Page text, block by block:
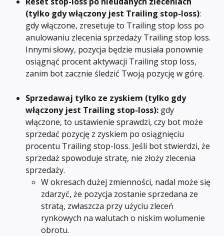
(tylko gdy włączony jest Trailing stop-loss):
gdy włączone, zresetuje to Trailing stop loss po
anulowaniu zlecenia sprzedaży Trailing stop loss.
Innymi słowy, pozycja będzie musiała ponownie
osiągnąć procent aktywacji Trailing stop loss,
zanim bot zacznie śledzić Twoją pozycję w górę.
Sprzedawaj tylko ze zyskiem (tylko gdy
włączony jest Trailing stop-loss): gdy
włączone, to ustawienie sprawdzi, czy bot może
sprzedać pozycję z zyskiem po osiągnięciu
procentu Trailing stop-loss. Jeśli bot stwierdzi, że
sprzedaż spowoduje stratę, nie złoży zlecenia
sprzedaży.
W okresach dużej zmienności, nadal może się
zdarzyć, że pozycja zostanie sprzedana ze
stratą, zwłaszcza przy użyciu zleceń
rynkowych na walutach o niskim wolumenie
obrotu.